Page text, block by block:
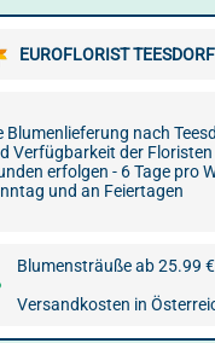
EUROFLORIST TEESDORF
Blumenlieferung nach
Verfügbarkeit der
erfolgen - 6 Tage pro
und an Feiertagen
Blumensträuße ab 25.99 €
Versandkosten in